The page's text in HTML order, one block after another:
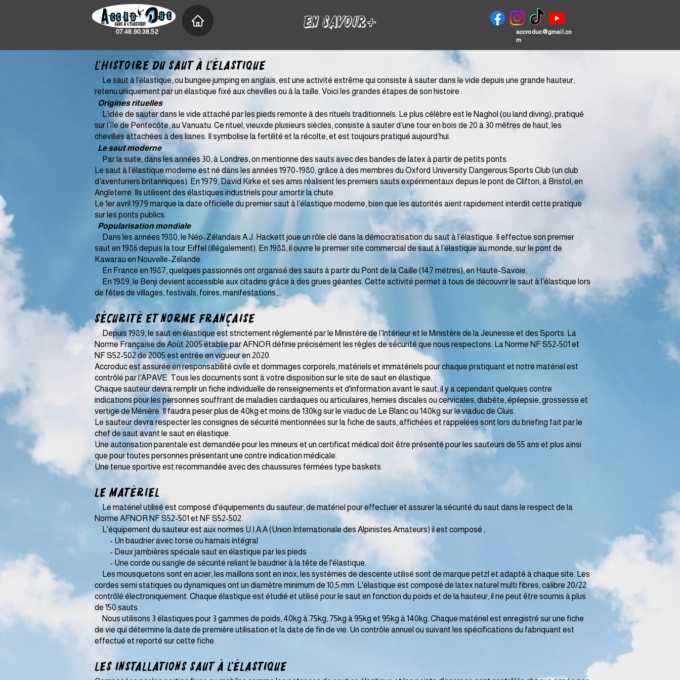
07.48.90.38.52
En Savoir+
accroduc@gmail.co
m
L'Histoire du saut à l'élastique​
Le saut à l’élastique, ou bungee jumping en anglais, est une activité extrême qui consiste à sauter dans le vide depuis une grande hauteur,
retenu uniquement par un élastique fixé aux chevilles ou à la taille. Voici les grandes étapes de son histoire :​​
Origines rituelles
L’idée de sauter dans le vide attaché par les pieds remonte à des rituels traditionnels. Le plus célèbre est le Naghol (ou land diving), pratiqué
sur l’île de Pentecôte, au Vanuatu. Ce rituel, vieuxde plusieurs siècles, consiste à sauter d’une tour en bois de 20 à 30 mètres de haut, les
chevilles attachées à des lianes. Il symbolise la fertilité et la récolte, et est toujours pratiqué aujourd’hui.
Le saut moderne
Par la suite, dans les années 30, à Londres, on mentionne des sauts avec des bandes de latex à partir de petits ponts.
Le saut à l’élastique moderne est né dans les années 1970-1980, grâce à des membres du Oxford University Dangerous Sports Club (un club
d’aventuriers britanniques). En 1979, David Kirke et ses amis réalisent les premiers sauts expérimentaux depuis le pont de Clifton, à Bristol, en
Angleterre. Ils utilisent des élastiques industriels pour amortir la chute.
Le 1er avril 1979 marque la date officielle du premier saut à l’élastique moderne, bien que les autorités aient rapidement interdit cette pratique
sur les ponts publics.
Popularisation mondiale
Dans les années 1980, le Néo-Zélandais A.J. Hackett joue un rôle clé dans la démocratisation du saut à l’élastique. Il effectue son premier
saut en 1986 depuis la tour Eiffel (illégalement). En 1988, il ouvre le premier site commercial de saut à l’élastique au monde, sur le pont de
Kawarau en Nouvelle-Zélande.
En France en 1987, quelques passionnés ont organisé des sauts à partir du Pont de la Caille (147 mètres), en Haute-Savoie.
En 1989, le Benji devient accessible aux citadins grâce à des grues géantes. Cette activité permet à tous de découvrir le saut à l’élastique lors
de fêtes de villages, festivals, foires, manifestations,...
Sécurité et Norme Française​
Depuis 1989, le saut en élastique est strictement réglementé par le Ministère de l’Intérieur et le Ministère de la Jeunesse et des Sports. La
Norme Française de Août 2005 établie par AFNOR définie précisément les règles de sécurité que nous respectons. La Norme NF S52-501 et
NF S52-502 de 2005 est entrée en vigueur en 2020.
​Accroduc est assurée en responsabilité civile et dommages corporels, matériels et immatériels pour chaque pratiquant et notre matériel est
contrôlé par l’APAVE.​ Tous les documents sont à votre disposition sur le site de saut en élastique.
Chaque sauteur devra remplir un fiche individuelle de renseignements et d'information avant le saut, il y a cependant quelques contre
indications pour les personnes souffrant de maladies cardiaques ou articulaires, hernies discales ou cervicales, diabète, épilepsie, grossesse et
vertige de Ménière. Il faudra peser plus de 40kg et moins de 130kg sur le viaduc de Le Blanc ou 140kg sur le viaduc de Cluis.
Le sauteur devra respecter les consignes de sécurité mentionnées sur la fiche de sauts, affichées et rappelées sont lors du briefing fait par le
chef de saut avant le saut en élastique.
Une autorisation parentale est demandée pour les mineurs et un certificat médical doit être présenté pour les sauteurs de 55 ans et plus ainsi
que pour toutes personnes présentant une contre indication médicale.
Une tenue sportive est recommandée avec des chaussures fermées type baskets.
Le matériel​
Le matériel utilisé est composé d'équipements du sauteur, de matériel pour effectuer et assurer la sécurité du saut dans le respect de la
Norme AFNOR NF S52-501 et NF S52-502.
L'équipement du sauteur est aux normes U.I.A.A (Union Internationale des Alpinistes Amateurs) il est composé ;
- Un baudrier avec torse ou harnais intégral
- Deux jambières spéciale saut en élastique par les pieds
- Une corde ou sangle de sécurité reliant le baudrier à la tête de l'élastique.
Les mousquetons sont en acier, les maillons sont en inox, les systèmes de descente utilisé sont de marque petzl et adapté à chaque site. Les
cordes semi statiques ou dynamiques ont un diamètre minimum de 10,5 mm. L'élastique est composé de latex naturel multi fibres, calibre 20/22
contrôlé électroniquement. Chaque élastique est étudié et utilisé pour le saut en fonction du poids et de la hauteur, il ne peut être soumis à plus
de 150 sauts.
Nous utilisons 3 élastiques pour 3 gammes de poids, 40kg à 75kg, 75kg à 95kg et 95kg à 140kg. Chaque matériel est enregistré sur une fiche
de vie qui détermine la date de première utilisation et la date de fin de vie. Un contrôle annuel ou suivant les spécifications du fabriquant est
effectué et reporté sur cette fiche.
Les installations saut à l'élastique